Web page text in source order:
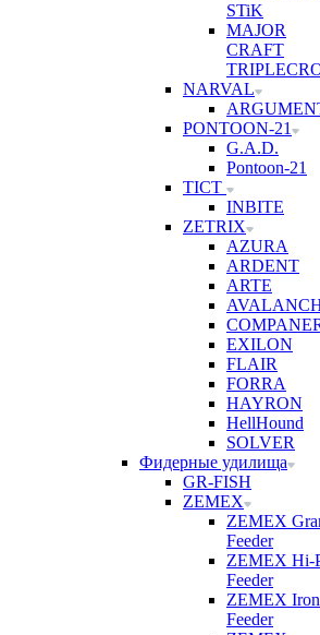
STiK
MAJOR
CRAFT
NARVAL
PONTOON-21
G.A.D.
Pontoon-21
TICT
INBITE
ZETRIX
AZURA
ARDENT
ARTE
EXILON
FLAIR
FORRA
HAYRON
HellHound
SOLVER
Фидерные удилища
GR-FISH
ZEMEX
ZEMEX
Feeder
ZEMEX Hi-
Feeder
ZEMEX Iron
Feeder